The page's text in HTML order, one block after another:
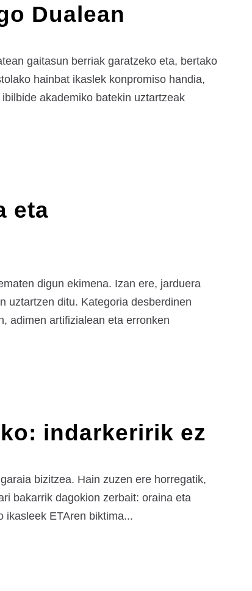
Dualean
gaitasun berriak garatzeko eta, bertako
hainbat ikaslek konpromiso handia,
akademiko batekin uztartzeak
eta
digun ekimena. Izan ere, jarduera
uztartzen ditu. Kategoria desberdinen
adimen artifizialean eta erronken
indarkeririk ez
bizitzea. Hain zuzen ere horregatik,
bakarrik dagokion zerbait: oraina eta
ikasleek ETAren biktima...